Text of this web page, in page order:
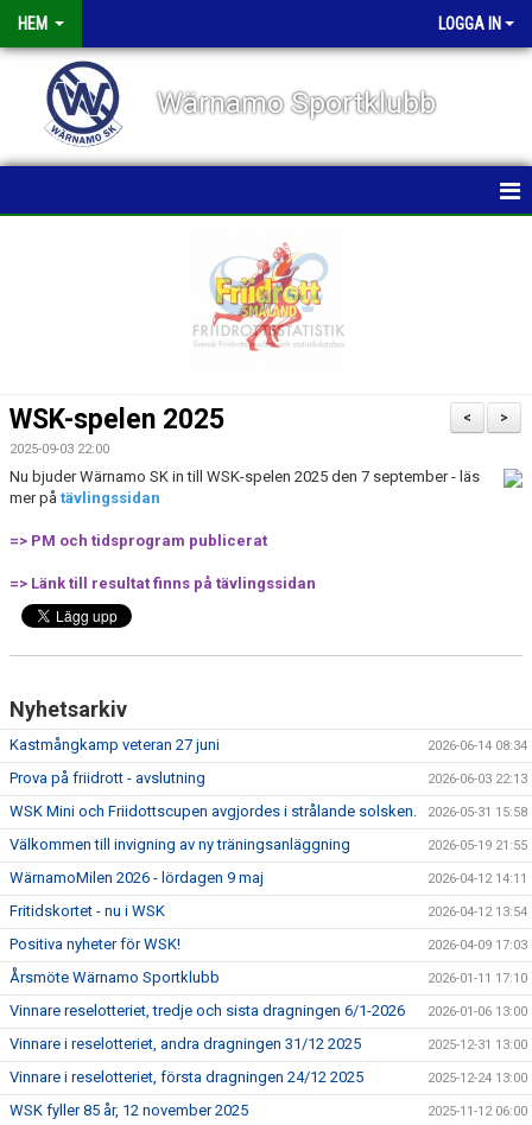
HEM LOGGA IN
Wärnamo Sportklubb
KALENDER
VÅRA GRUPPER/TRÄNARE
MEDLEMSANSÖKAN/PROVA-PÅ
MEDLEMSAVGIFTER
RESULTAT/STATISTIK
ARKIV
>
<
WSK-spelen 2025
2025-09-03 22:00
Nu bjuder Wärnamo SK in till WSK-spelen 2025 den 7 september - läs
mer på tävlingssidan
=> PM och tidsprogram publicerat
=> Länk till resultat finns på tävlingssidan
Nyhetsarkiv
Kastmångkamp veteran 27 juni 2026-06-14 08:34
Prova på friidrott - avslutning 2026-06-03 22:13
WSK Mini och Friidottscupen avgjordes i strålande solsken. 2026-05-31 15:58
Välkommen till invigning av ny träningsanläggning 2026-05-19 21:55
WärnamoMilen 2026 - lördagen 9 maj 2026-04-12 14:11
Fritidskortet - nu i WSK 2026-04-12 13:54
Positiva nyheter för WSK! 2026-04-09 17:03
Årsmöte Wärnamo Sportklubb 2026-01-11 17:10
Vinnare reselotteriet, tredje och sista dragningen 6/1-2026 2026-01-06 13:00
Vinnare i reselotteriet, andra dragningen 31/12 2025 2025-12-31 13:00
Vinnare i reselotteriet, första dragningen 24/12 2025 2025-12-24 13:00
WSK fyller 85 år, 12 november 2025 2025-11-12 06:00